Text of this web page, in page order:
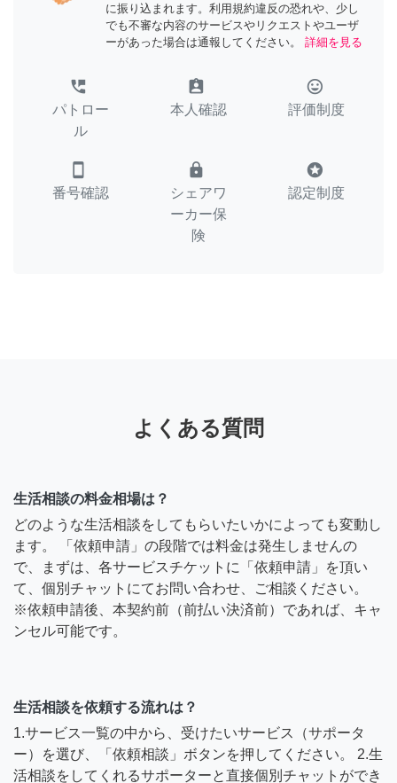
に振り込まれます。利用規約違反の恐れや、少し
でも不審な内容のサービスやリクエストやユーザ
ーがあった場合は通報してください。
詳細を見る
perm_phone_msg
パトロー
ル
assignment_ind
本人確認
tag_faces
評価制度
smartphone
番号確認
lock
シェアワ
ーカー保
険
stars
認定制度
よくある質問
生活相談の料金相場は？
どのような生活相談をしてもらいたいかによっても変動し
ます。 「依頼申請」の段階では料金は発生しませんの
で、まずは、各サービスチケットに「依頼申請」を頂い
て、個別チャットにてお問い合わせ、ご相談ください。
※依頼申請後、本契約前（前払い決済前）であれば、キャ
ンセル可能です。
生活相談を依頼する流れは？
1.サービス一覧の中から、受けたいサービス（サポータ
ー）を選び、「依頼相談」ボタンを押してください。 2.生
活相談をしてくれるサポーターと直接個別チャットができ